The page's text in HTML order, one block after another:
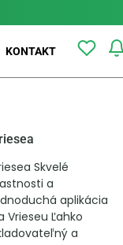
KONTAKT
Skvelé
a
aplikácia
Vrieseu Ľahko
a